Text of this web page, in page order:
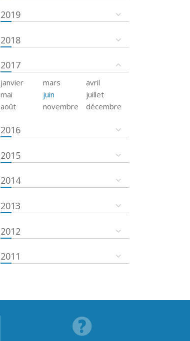
2019
2018
2017
janvier mars
avril
mai
juin
juillet
août
novembre décembre
2016
2015
2014
2013
2012
2011